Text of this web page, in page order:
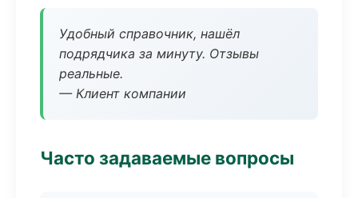
Удобный справочник, нашёл
подрядчика за минуту. Отзывы
реальные.
— Клиент компании
Часто задаваемые вопросы